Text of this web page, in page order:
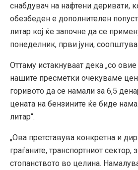
снабдувач на нафтени деривати,
обезбеден е дополнителен
литар кој ќе започне да се
понеделник, први јуни,
Оттаму истакнуваат дека „со
нашите пресметки очекуваме
горивото да се намали за 6,5
цената на бензините ќе биде
литар“.
„Ова претставува конкретна и
граѓаните, транспортниот сектор,
стопанството во целина.